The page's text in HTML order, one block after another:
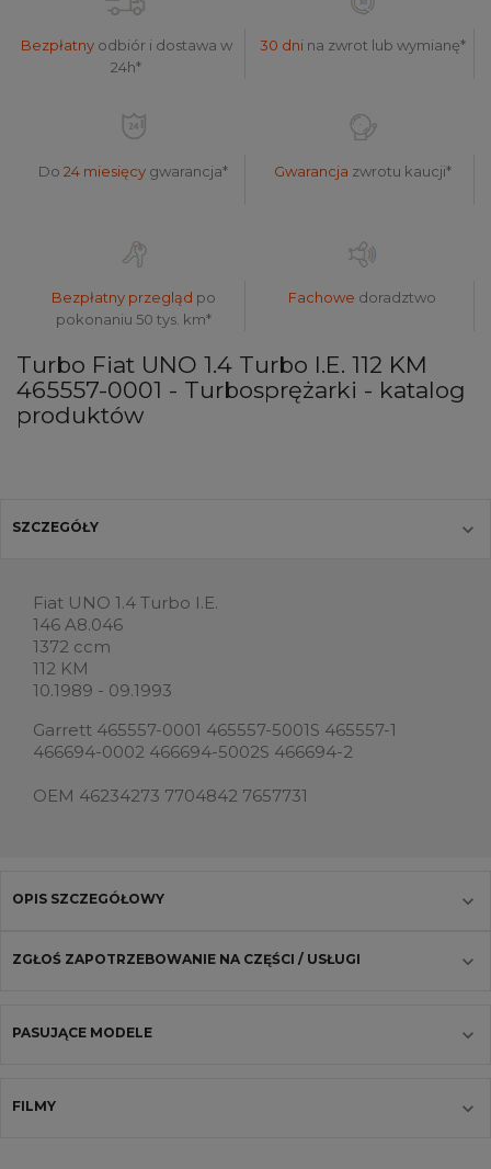
Bezpłatnyodbiór i dostawa w
24h*
30 dnina zwrot lub wymianę*
Do24 miesięcy gwarancja* Gwarancja zwrotu kaucji*
Bezpłatny przegląd po
pokonaniu 50 tys. km*
Fachowe doradztwo
Turbo Fiat UNO 1.4 Turbo I.E. 112 KM
465557-0001 - Turbosprężarki - katalog
produktów
SZCZEGÓŁY
Fiat UNO 1.4 Turbo I.E.
146 A8.046
1372 ccm
112 KM
10.1989 - 09.1993
Garrett 465557-0001 465557-5001S 465557-1
466694-0002 466694-5002S 466694-2
OEM 46234273 7704842 7657731
OPIS SZCZEGÓŁOWY
ZGŁOŚ ZAPOTRZEBOWANIE NA CZĘŚCI / USŁUGI
PASUJĄCE MODELE
FILMY